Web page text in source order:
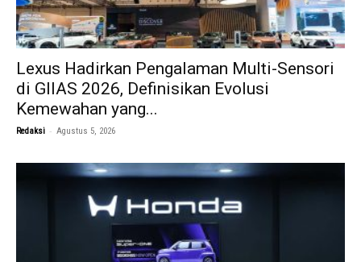
Lexus Hadirkan Pengalaman Multi-Sensori
di GIIAS 2026, Definisikan Evolusi
Kemewahan yang...
Redaksi - Agustus 5, 2026